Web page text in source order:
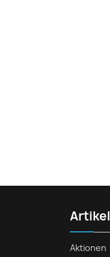
Artikel
Aktionen